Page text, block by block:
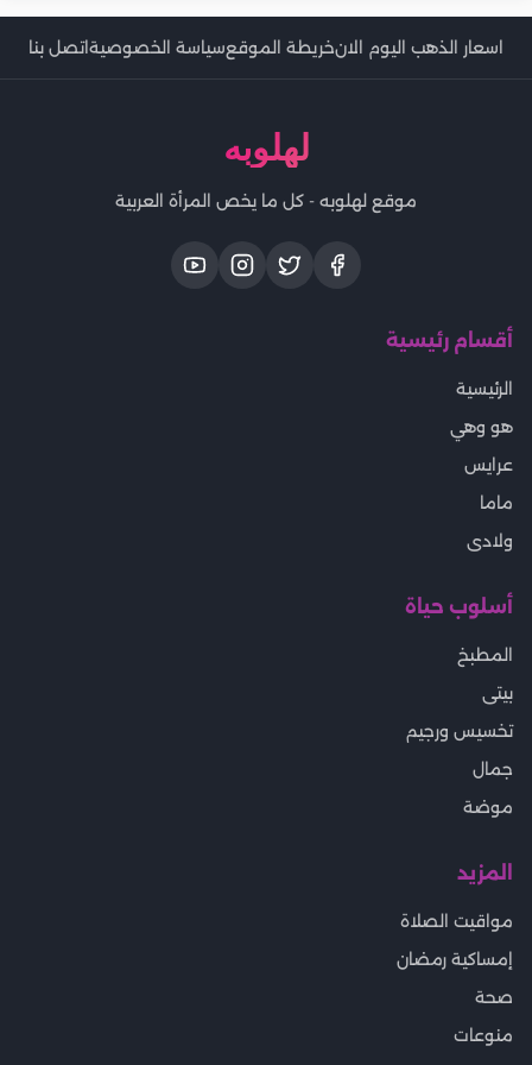
اسعار الذهب اليوم الانخريطة الموقعسياسة الخصوصيةاتصل بنا
لهلوبه
موقع لهلوبه - كل ما يخص المرأة العربية
أقسام رئيسية
الرئيسية
هو وهي
عرايس
ماما
ولادى
أسلوب حياة
المطبخ
بيتى
تخسيس ورجيم
جمال
موضة
المزيد
مواقيت الصلاة
إمساكية رمضان
صحة
منوعات